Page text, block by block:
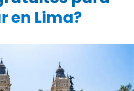
en Lima?